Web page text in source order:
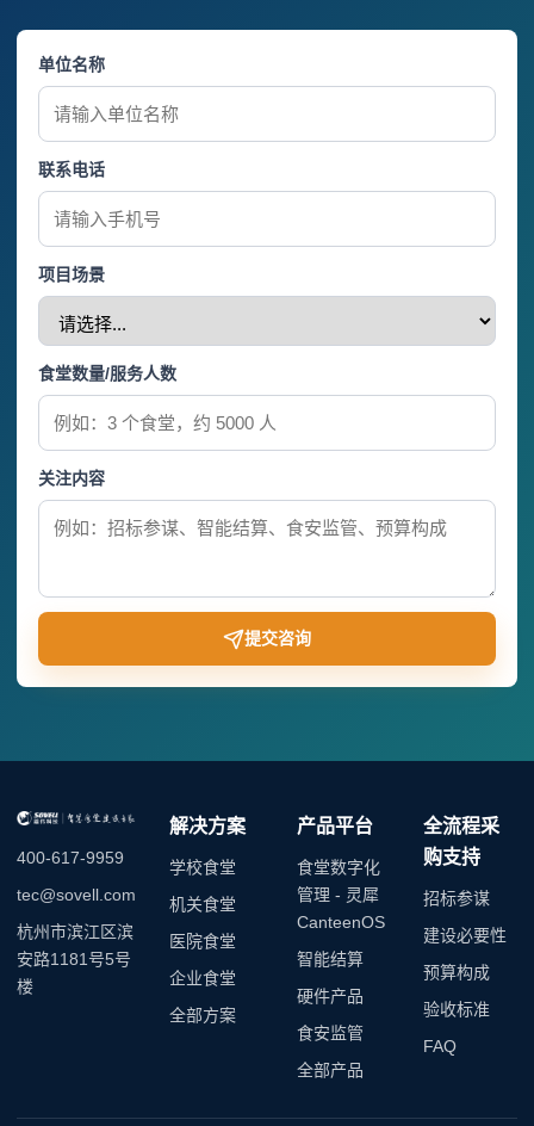
单位名称
联系电话
项目场景
食堂数量/服务人数
关注内容
提交咨询
400-617-9959
tec@sovell.com
杭州市滨江区滨
安路1181号5号
楼
解决方案
学校食堂
机关食堂
医院食堂
企业食堂
全部方案
产品平台
食堂数字化
管理 - 灵犀
CanteenOS
智能结算
硬件产品
食安监管
全部产品
全流程采
购支持
招标参谋
建设必要性
预算构成
验收标准
FAQ